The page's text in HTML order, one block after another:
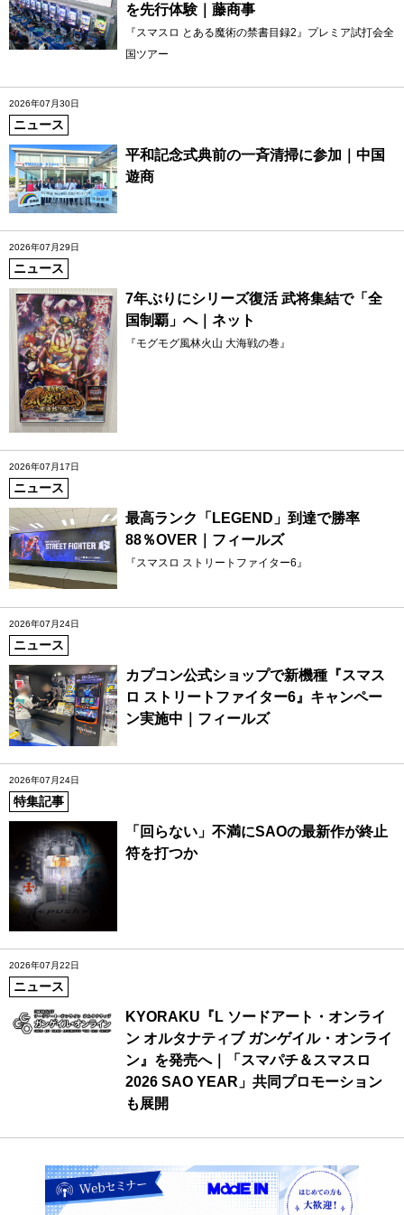
を先行体験｜藤商事
『スマスロ とある魔術の禁書目録2』プレミア試打会全
国ツアー
2026年07月30日
ニュース
平和記念式典前の一斉清掃に参加｜中国
遊商
2026年07月29日
ニュース
7年ぶりにシリーズ復活 武将集結で「全
国制覇」へ｜ネット
『モグモグ風林火山 大海戦の巻』
2026年07月17日
ニュース
最高ランク「LEGEND」到達で勝率
88％OVER｜フィールズ
『スマスロ ストリートファイター6』
2026年07月24日
ニュース
カプコン公式ショップで新機種『スマス
ロ ストリートファイター6』キャンペー
ン実施中｜フィールズ
2026年07月24日
特集記事
「回らない」不満にSAOの最新作が終止
符を打つか
2026年07月22日
ニュース
KYORAKU『L ソードアート・オンライ
ン オルタナティブ ガンゲイル・オンライ
ン』を発売へ｜「スマパチ＆スマスロ
2026 SAO YEAR」共同プロモーション
も展開